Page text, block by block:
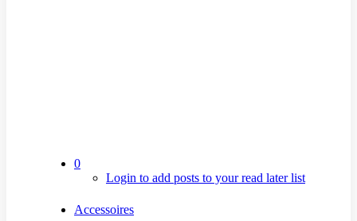
0
Login to add posts to your read later list
Accessoires